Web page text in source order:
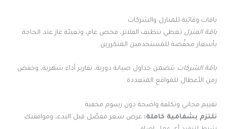
باقات وقائية للمنازل والشركات
باقة المنزل تغطي تنظيف الفلاتر، فحص عام، وتعبئة غاز عند الحاجة
بأسعار مخفّضة للمستخدمين المتكررين.
باقة الشركات تتضمن جداول صيانة دورية، تقارير أداء شهرية، وخفض
زمن الأعطال للمواقع المتعددة.
تقييم مجاني وتكلفة واضحة دون رسوم مخفية
نلتزم بشفافية كاملة: عرض سعر مفصّل قبل البدء، وموافقتك